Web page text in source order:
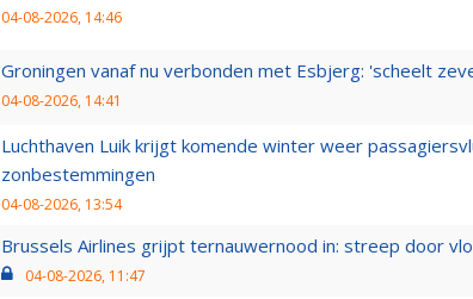
04-08-2026, 14:46
Groningen vanaf nu verbonden met Esbjerg: 'scheelt
04-08-2026, 14:41
Luchthaven Luik krijgt komende winter weer
zonbestemmingen
04-08-2026, 13:54
Brussels Airlines grijpt ternauwernood in: streep door
04-08-2026, 11:47